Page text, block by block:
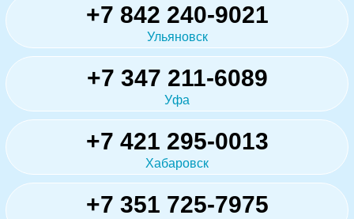
+7 842 240-9021
Ульяновск
+7 347 211-6089
Уфа
+7 421 295-0013
Хабаровск
+7 351 725-7975